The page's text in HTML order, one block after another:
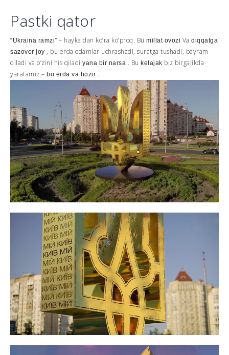
Pastki qator
“Ukraina ramzi” – haykaldan ko’ra ko’proq. Bu millat ovozi Va diqqatga
sazovor joy , bu erda odamlar uchrashadi, suratga tushadi, bayram
qiladi va o’zini his qiladi yana bir narsa . Bu kelajak biz birgalikda
yaratamiz – bu erda va hozir .